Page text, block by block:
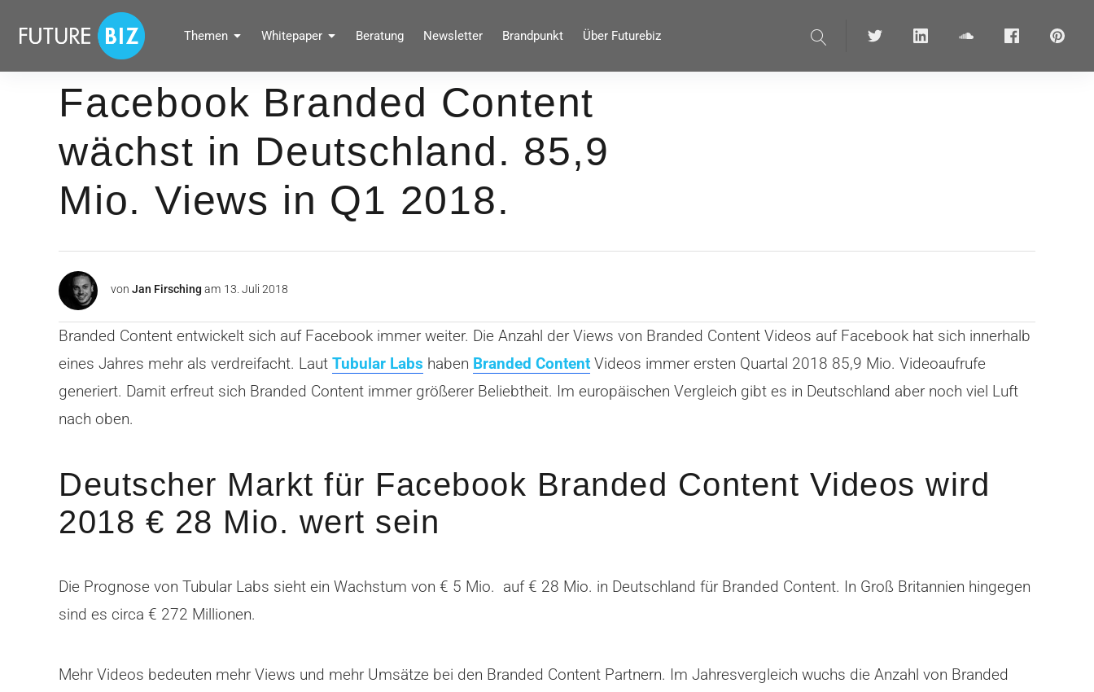
überspringen
FUTUREBIZ
Social Media Marketing Blog für Unternehmen by BRANDPUNKT
Themen Whitepaper Beratung Newsletter Brandpunkt Über Futurebiz
Suche Twitter linkedin soundcloudFacebook
Facebook Branded Content
wächst in Deutschland. 85,9
Mio. Views in Q1 2018.
von Jan Firsching am 13. Juli 2018
Branded Content entwickelt sich auf Facebook immer weiter. Die Anzahl der Views von Branded Content Videos auf Facebook hat sich innerhalb
eines Jahres mehr als verdreifacht. Laut Tubular Labs haben Branded Content Videos immer ersten Quartal 2018 85,9 Mio. Videoaufrufe
generiert. Damit erfreut sich Branded Content immer größerer Beliebtheit. Im europäischen Vergleich gibt es in Deutschland aber noch viel Luft
nach oben.
Deutscher Markt für Facebook Branded Content Videos wird
2018 € 28 Mio. wert sein
Die Prognose von Tubular Labs sieht ein Wachstum von € 5 Mio. auf € 28 Mio. in Deutschland für Branded Content. In Groß Britannien hingegen
sind es circa € 272 Millionen.
Mehr Videos bedeuten mehr Views und mehr Umsätze bei den Branded Content Partnern. Im Jahresvergleich wuchs die Anzahl von Branded